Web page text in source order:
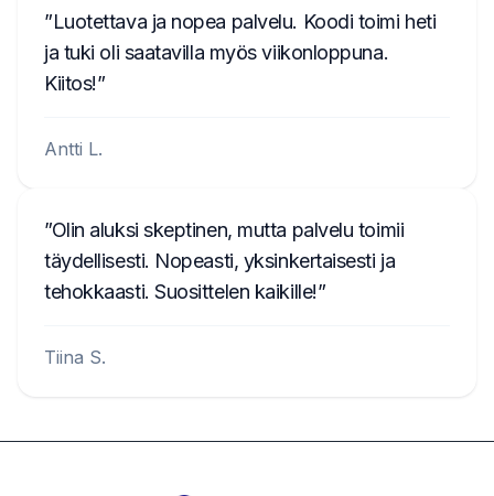
Luotettava ja nopea palvelu. Koodi toimi heti
ja tuki oli saatavilla myös viikonloppuna.
Kiitos!
Antti L.
Olin aluksi skeptinen, mutta palvelu toimii
täydellisesti. Nopeasti, yksinkertaisesti ja
tehokkaasti. Suosittelen kaikille!
Tiina S.